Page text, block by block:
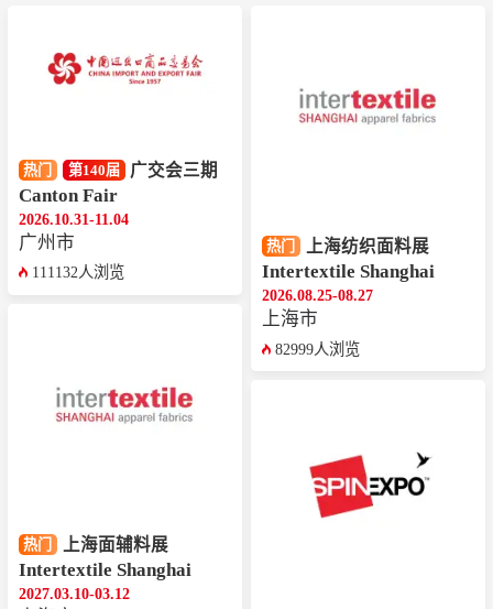
热门 第140届 广交会三期
Canton Fair
2026.10.31-11.04
广州市
111132人浏览
热门 上海面辅料展
Intertextile Shanghai
2027.03.10-03.12
热门 上海纺织面料展
Intertextile Shanghai
2026.08.25-08.27
上海市
82999人浏览